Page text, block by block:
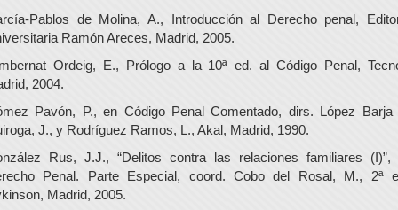
Pablos de Molina, A., Introducción al Derecho penal,
Ramón Areces, Madrid, 2005.
Ordeig, E., Prólogo a la 10ª ed. al Código Penal,
2004.
Pavón, P., en Código Penal Comentado, dirs. López Barja
J., y Rodríguez Ramos, L., Akal, Madrid, 1990.
Rus, J.J., “Delitos contra las relaciones familiares (I)”,
Penal. Parte Especial, coord. Cobo del Rosal, M., 2ª
Madrid, 2005.